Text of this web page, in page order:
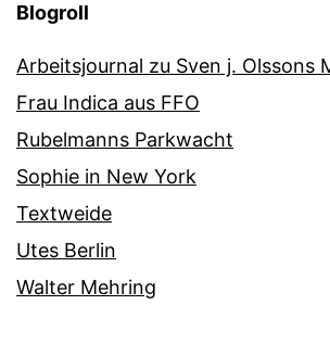
Blogroll
Arbeitsjournal zu Sven j. Olssons
Frau Indica aus FFO
Rubelmanns Parkwacht
Sophie in New York
Textweide
Utes Berlin
Walter Mehring